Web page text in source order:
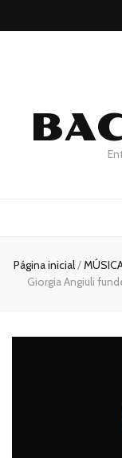
Página inicial/
Giorgia Angiuli